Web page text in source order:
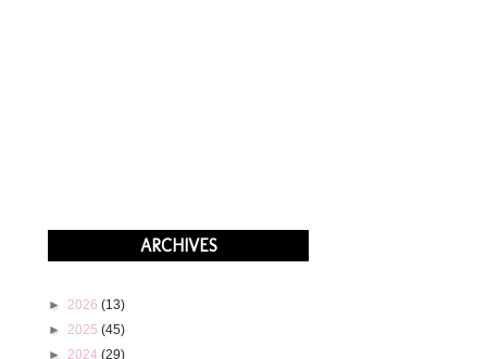
ARCHIVES
►2026(13)
►2025(45)
►2024(29)